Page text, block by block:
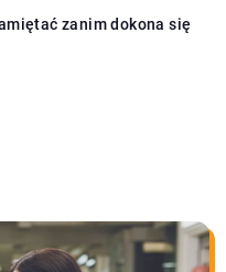
zanim dokona się